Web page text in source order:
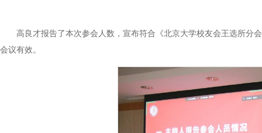
高良才报告了本次参会人数，宣布符合《北京大学校友会王选所分
会议有效。